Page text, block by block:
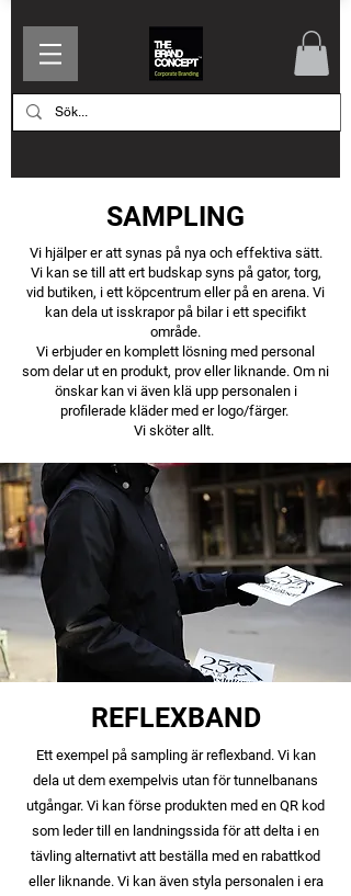
SAMPLING
Vi hjälper er att synas på nya och effektiva sätt.
Vi kan se till att ert budskap syns på gator, torg,
vid butiken, i ett köpcentrum eller på en arena. Vi
kan dela ut isskrapor på bilar i ett specifikt
område.
Vi erbjuder en komplett lösning med personal
som delar ut en produkt, prov eller liknande. Om ni
önskar kan vi även klä upp personalen i
profilerade kläder med er logo/färger.
Vi sköter allt.
REFLEXBAND
Ett exempel på sampling är reflexband. Vi kan
dela ut dem exempelvis utan för tunnelbanans
utgångar. Vi kan förse produkten med en QR kod
som leder till en landningssida för att delta i en
tävling alternativt att beställa med en rabattkod
eller liknande. Vi kan även styla personalen i era